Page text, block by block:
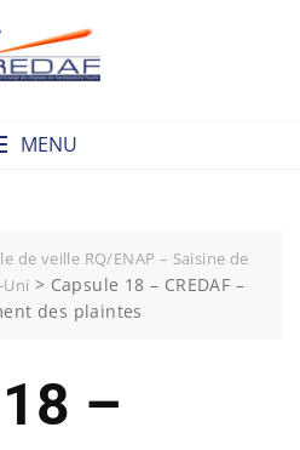
MENU
de veille RQ/ENAP – Saisine de
> Capsule 18 – CREDAF –
des plaintes
–